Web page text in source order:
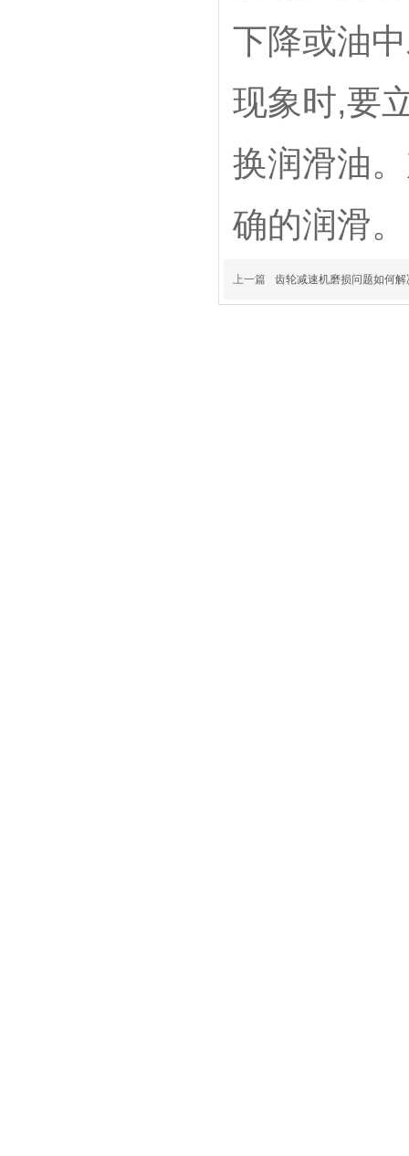
下降或油
现象时,要
换润滑油
确的润滑。
上一篇 齿轮减速机磨损问题如何解